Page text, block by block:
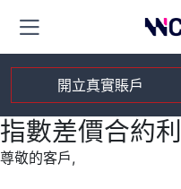
開立真實賬戶
指數差價合約
尊敬的客戶,